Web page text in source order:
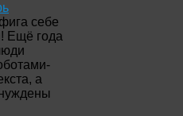
себе
Ещё года
а